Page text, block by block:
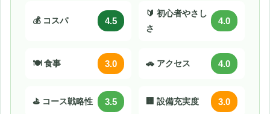
💰 コスパ 4.5
🔰 初心者やさし
さ
4.0
🍽️ 食事 3.0 🚗 アクセス 4.0
⛳ コース戦略性 3.5 🏢 設備充実度 3.0